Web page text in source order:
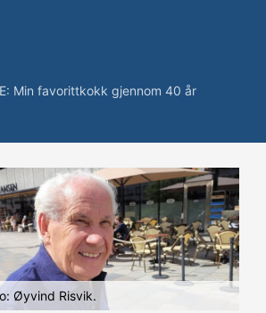
Min favorittkokk gjennom 40 år
Øyvind Risvik.